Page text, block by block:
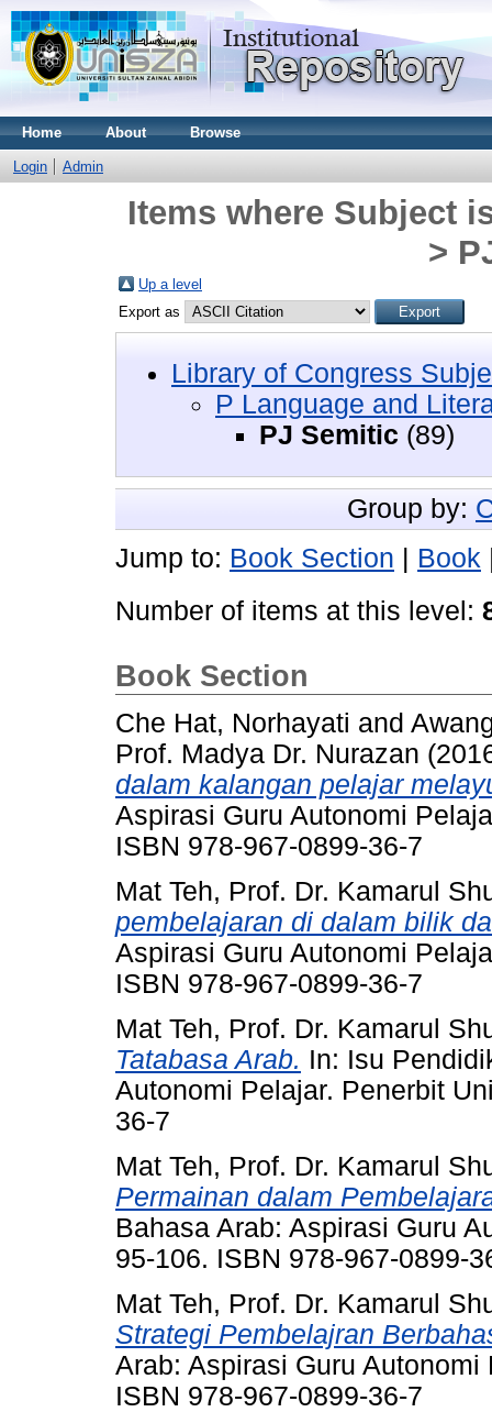
Home About Browse
Login Admin
Items where Subject
>
Up a level
Export as
Library of Congress
P Language and
PJ Semitic (89)
Group by:
Jump to: Book Section | Book
Number of items at this level:
Book Section
Che Hat, Norhayati and
Prof. Madya Dr. Nurazan
dalam kalangan pelajar
Aspirasi Guru Autonomi
ISBN 978-967-0899-36-7
Mat Teh, Prof. Dr. Kamarul
pembelajaran di dalam bilik
Aspirasi Guru Autonomi
ISBN 978-967-0899-36-7
Mat Teh, Prof. Dr. Kamarul
Tatabasa Arab. In: Isu
Autonomi Pelajar. Penerbit
36-7
Mat Teh, Prof. Dr. Kamarul
Permainan dalam
Bahasa Arab: Aspirasi Guru
95-106. ISBN 978-967-0899-
Mat Teh, Prof. Dr. Kamarul
Strategi Pembelajran
Arab: Aspirasi Guru
ISBN 978-967-0899-36-7